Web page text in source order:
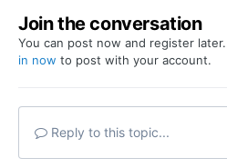
Join the conversation
You can post now and register
in now to post with your account.
Reply to this topic...